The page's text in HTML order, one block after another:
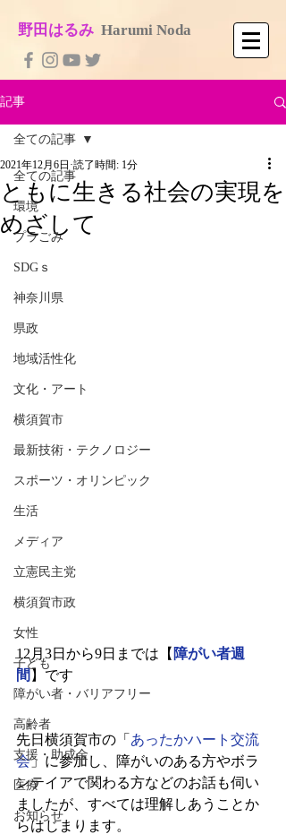
​野田はるみ Harumi No​da
記事
全ての記事
環境
プラごみ
SDGｓ
神奈川県
県政
地域活性化
文化・アート
横須賀市
最新技術・テクノロジー
スポーツ・オリンピック
生活
メディア
立憲民主党
横須賀市政
女性
子ども
障がい者・バリアフリー
高齢者
支援・助成金
医療
お知らせ
全ての記事
ともに生きる社会の実現を
めざして
2021年12月6日 読了時間: 1分
12月3日から9日までは【 障がい者週
間 】です
先日横須賀市の「 あったかハート交流
会」に参加し、障がいのある方やボラ
ンテイアで関わる方などのお話も伺い
ましたが、すべては理解しあうことか
らはじまります。